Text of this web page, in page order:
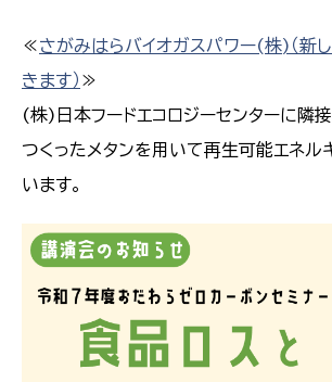
≪さがみはらバイオガスパワー(株)（新
きます） ≫
(株)日本フードエコロジーセンターに隣
つくったメタンを用いて再生可能エネル
います。